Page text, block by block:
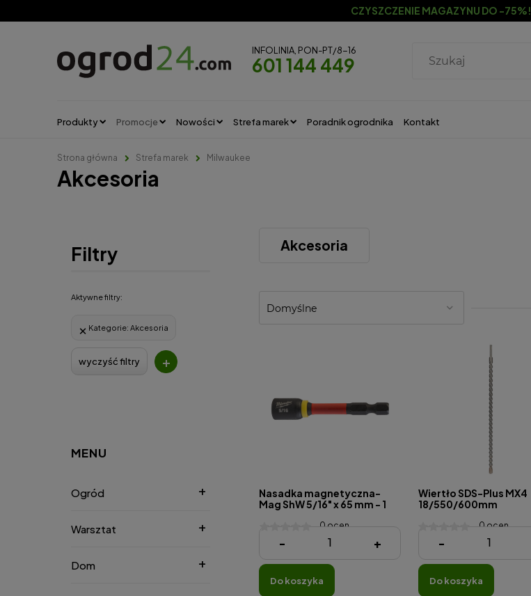
CZYSZCZENIE MAGAZYNU DO -75%!
INFOLINIA, PON-PT/8-16
601 144 449
Produkty Promocje Nowości Strefa marek Poradnik ogrodnika Kontakt
Strona główna Strefa marek Milwaukee
Akcesoria
Filtry
Aktywne filtry:
Kategorie: Akcesoria
wyczyść filtry +
MENU
Ogród
Warsztat
Dom
Akcesoria
Nasadka magnetyczna-
Mag ShW 5/16" x 65 mm - 1
0 ocen
37,90 zł
- +
do koszyka
Wiertło SDS-Plus MX4
18/550/600mm
0 ocen
234,90 zł
-
do koszyka